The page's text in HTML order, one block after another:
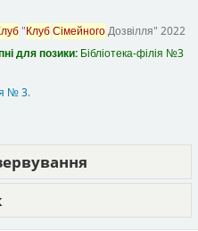
"КлубСімейногоДозвілля" 2022
для позики: Бібліотека-філія №3
№ 3.